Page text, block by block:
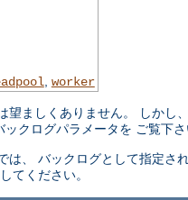
, worker
ましくありません。 しかし
クログパラメータを ご覧下さ
、 バックログとして指定さ
てください。